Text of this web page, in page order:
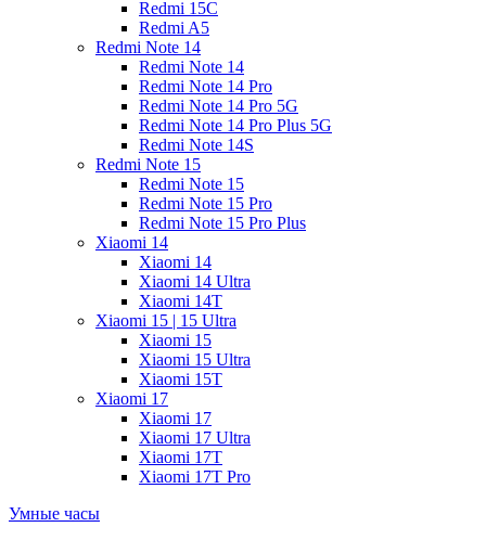
Redmi 15C
Redmi A5
Redmi Note 14
Redmi Note 14
Redmi Note 14 Pro
Redmi Note 14 Pro 5G
Redmi Note 14 Pro Plus 5G
Redmi Note 14S
Redmi Note 15
Redmi Note 15
Redmi Note 15 Pro
Redmi Note 15 Pro Plus
Xiaomi 14
Xiaomi 14
Xiaomi 14 Ultra
Xiaomi 14T
Xiaomi 15 | 15 Ultra
Xiaomi 15
Xiaomi 15 Ultra
Xiaomi 15T
Xiaomi 17
Xiaomi 17
Xiaomi 17 Ultra
Xiaomi 17T
Xiaomi 17T Pro
Умные часы